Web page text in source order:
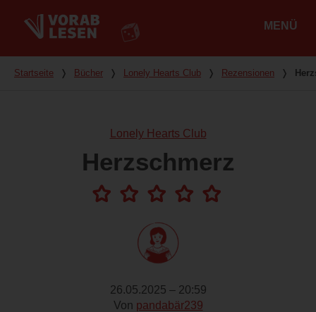
MENÜ
Du bist hier
Startseite ❭ Bücher ❭ Lonely Hearts Club ❭ Rezensionen ❭
Lonely Hearts Club
Herzschmerz
26.05.2025 – 20:59
Von pandabär239